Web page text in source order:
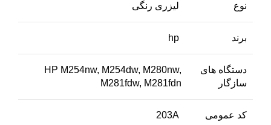
نوع لیزری رنگی
برند
دستگاه های
سازگار
HP M254nw, M254dw, M280nw,
M281fdw, M281fdn
کد عمومی